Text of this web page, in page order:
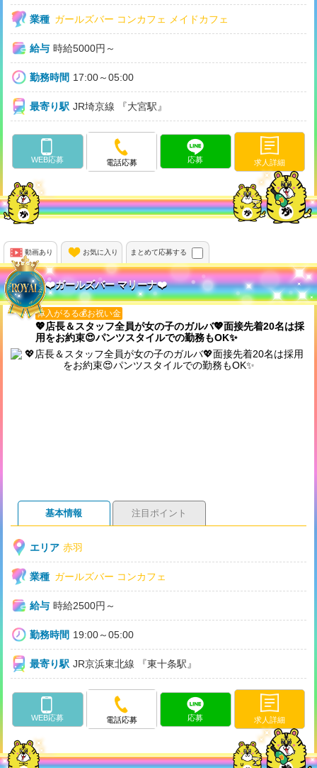
業種 ガールズバー コンカフェ メイドカフェ
給与 時給5000円～
勤務時間 17:00～05:00
最寄り駅 JR埼京線 『大宮駅』
WEB応募 電話応募 応募 求人詳細
動画あり お気に入り まとめて応募する
❤️ガールズバー マリーナ❤️
体入がるる💰お祝い金
💖店長＆スタッフ全員が女の子のガルバ💖面接先着20名は採
用をお約束😍パンツスタイルでの勤務もOK✨
基本情報 注目ポイント
エリア 赤羽
業種 ガールズバー コンカフェ
給与 時給2500円～
勤務時間 19:00～05:00
最寄り駅 JR京浜東北線 『東十条駅』
WEB応募 電話応募 応募 求人詳細